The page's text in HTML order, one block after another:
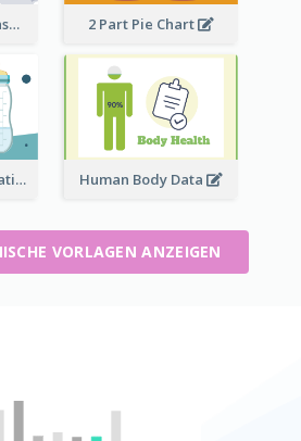
Temperature Measurement 2 Part Pie Chart
Baby Bottle Illustration Human Body Data
VORLAGEN ANZEIGEN